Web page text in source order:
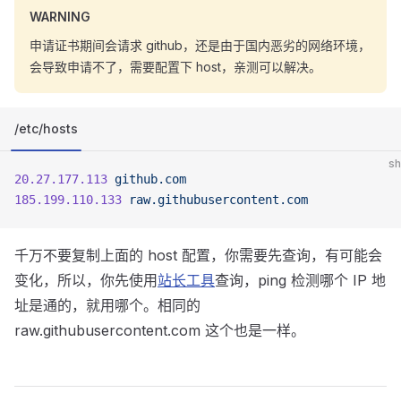
WARNING
申请证书期间会请求 github，还是由于国内恶劣的网络环境，
会导致申请不了，需要配置下 host，亲测可以解决。
/etc/hosts
sh
20.27.177.113 github.com
185.199.110.133 raw.githubusercontent.com
千万不要复制上面的 host 配置，你需要先查询，有可能会
变化，所以，你先使用 站长工具查询，ping 检测哪个 IP 地
址是通的，就用哪个。相同的
raw.githubusercontent.com 这个也是一样。